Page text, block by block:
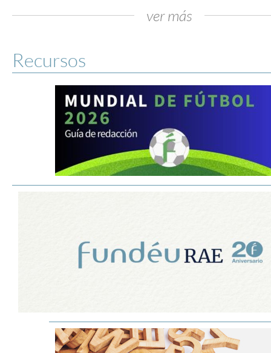
ver más
Recursos